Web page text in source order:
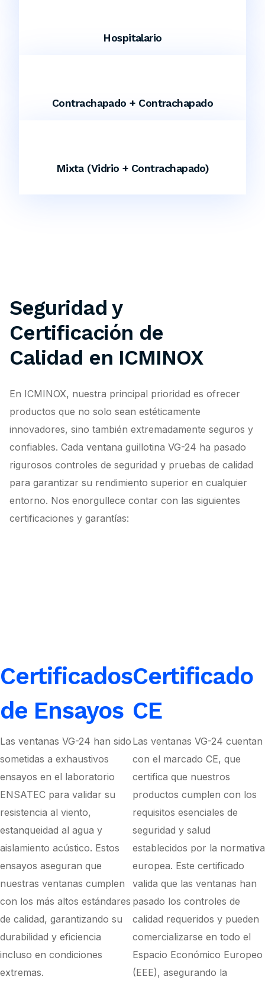
Hospitalario
Contrachapado + Contrachapado
Mixta (Vidrio + Contrachapado)
Seguridad y
Certificación de
Calidad en ICMINOX
En ICMINOX, nuestra principal prioridad es ofrecer
productos que no solo sean estéticamente
innovadores, sino también extremadamente seguros y
confiables. Cada ventana guillotina VG-24 ha pasado
rigurosos controles de seguridad y pruebas de calidad
para garantizar su rendimiento superior en cualquier
entorno. Nos enorgullece contar con las siguientes
certificaciones y garantías:
Certificados
de Ensayos
Las ventanas VG-24 han sido
sometidas a exhaustivos
ensayos en el laboratorio
ENSATEC para validar su
resistencia al viento,
estanqueidad al agua y
aislamiento acústico. Estos
ensayos aseguran que
nuestras ventanas cumplen
con los más altos estándares
de calidad, garantizando su
durabilidad y eficiencia
incluso en condiciones
extremas.
Certificado
CE
Las ventanas VG-24 cuentan
con el marcado CE, que
certifica que nuestros
productos cumplen con los
requisitos esenciales de
seguridad y salud
establecidos por la normativa
europea. Este certificado
valida que las ventanas han
pasado los controles de
calidad requeridos y pueden
comercializarse en todo el
Espacio Económico Europeo
(EEE), asegurando la